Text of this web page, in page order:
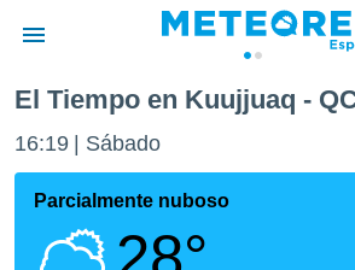
de
por
se
El Tiempo en Kuujjuaq -
16:19 Sábado
Parcialmente nuboso